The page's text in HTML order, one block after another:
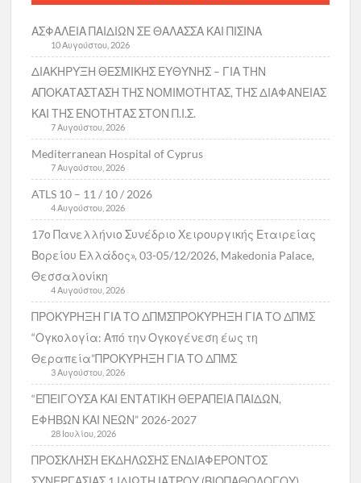
ΑΣΦΑΛΕΙΑ ΠΑΙΔΙΩΝ ΣΕ ΘΑΛΑΣΣΑ ΚΑΙ ΠΙΣΙΝΑ
10 Αυγούστου, 2026
ΔΙΑΚΗΡΥΞΗ ΘΕΣΜΙΚΗΣ ΕΥΘΥΝΗΣ – ΓΙΑ ΤΗΝ
ΑΠΟΚΑΤΑΣΤΑΣΗ ΤΗΣ ΝΟΜΙΜΟΤΗΤΑΣ, ΤΗΣ ΔΙΑΦΑΝΕΙΑΣ
ΚΑΙ ΤΗΣ ΕΝΟΤΗΤΑΣ ΣΤΟΝ Π.Ι.Σ.
7 Αυγούστου, 2026
Mediterranean Hospital of Cyprus
7 Αυγούστου, 2026
ATLS 10 – 11 / 10 / 2026
4 Αυγούστου, 2026
17ο Πανελλήνιο Συνέδριο Χειρουργικής Εταιρείας
Βορείου Ελλάδος», 03-05/12/2026, Makedonia Palace,
Θεσσαλονίκη
4 Αυγούστου, 2026
ΠΡΟΚΥΡΗΞΗ ΓΙΑ ΤΟ ΔΠΜΣΠΡΟΚΥΡΗΞΗ ΓΙΑ ΤΟ ΔΠΜΣ
“Ογκολογία: Από την Ογκογένεση έως τη
Θεραπεία”ΠΡΟΚΥΡΗΞΗ ΓΙΑ ΤΟ ΔΠΜΣ
3 Αυγούστου, 2026
“ΕΠΕΙΓΟΥΣΑ ΚΑΙ ΕΝΤΑΤΙΚΗ ΘΕΡΑΠΕΙΑ ΠΑΙΔΩΝ,
ΕΦΗΒΩΝ ΚΑΙ ΝΕΩΝ” 2026-2027
28 Ιουλίου, 2026
ΠΡΟΣΚΛΗΣΗ ΕΚΔΗΛΩΣΗΣ ΕΝΔΙΑΦΕΡΟΝΤΟΣ